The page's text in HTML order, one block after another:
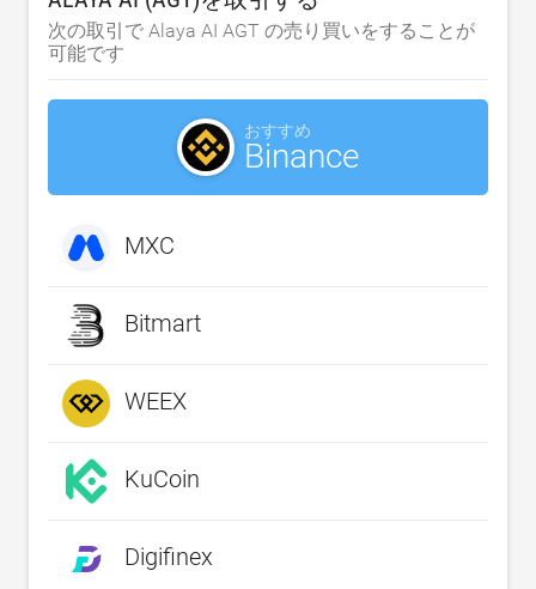
次の取引で Alaya AI AGT の売り買いをすることが
可能です
おすすめ
Binance
MXC
Bitmart
WEEX
KuCoin
Digifinex